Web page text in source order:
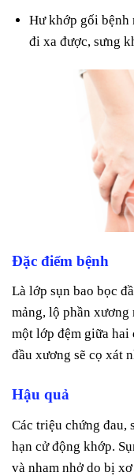
Hư khớp gối bệnh
đi xa được, sưng
Đặc điểm bệnh
Là lớp sụn bao bọc
mảng, lộ phần xương
một lớp đệm giữa
đầu xương sẽ cọ xát
Hậu quả
Các triệu chứng đau,
hạn cử động khớp.
và nham nhở do bị